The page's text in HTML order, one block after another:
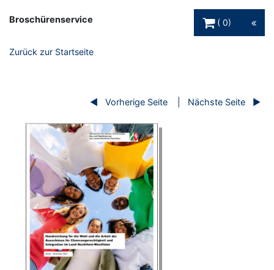
Broschürenservice
0
Zurück zur Startseite
Vorherige Seite Nächste Seite